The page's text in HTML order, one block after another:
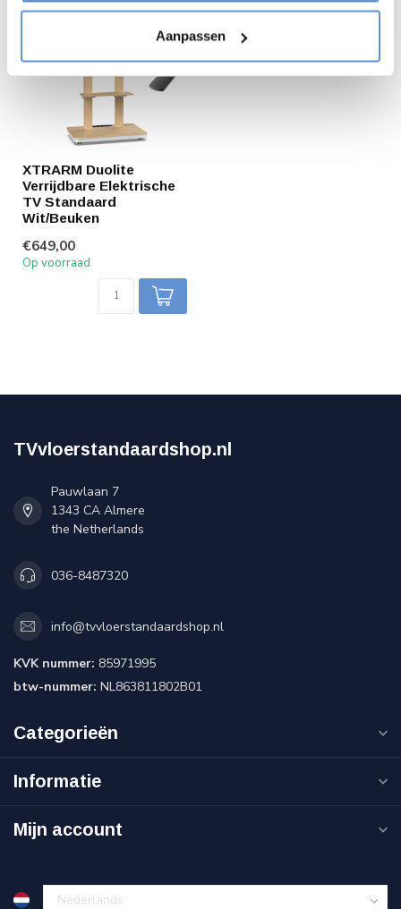
Aanpassen
XTRARM Duolite
Verrijdbare Elektrische
TV Standaard
Wit/Beuken
€649,00
Op voorraad
TVvloerstandaardshop.nl
Pauwlaan 7
1343 CA Almere
the Netherlands
036-8487320
info@tvvloerstandaardshop.nl
KVK nummer: 85971995
btw-nummer: NL863811802B01
Categorieën
Informatie
Mijn account